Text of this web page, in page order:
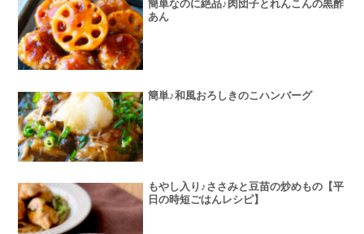
簡単なのに絶品♪肉団子とれんこんの黒酢
あん
簡単♪和風おろしきのこハンバーグ
もやし入り♪ささみと豆苗の炒めもの【平
日の時短ごはんレシピ】